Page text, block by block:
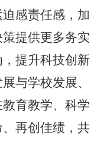
感责任感，加
提供更多务实
提升科技创新
与学校发展、
育教学、科学
再创佳绩，共